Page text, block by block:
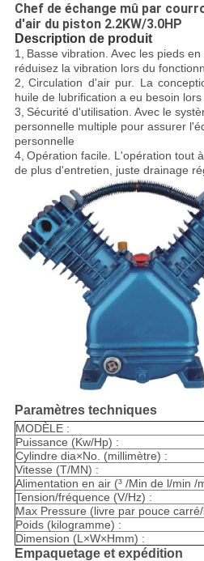
Chef de échange mû par
d'air du piston 2.2KW/3.0HP
Description de produit
1, Basse vibration. Avec les pieds
réduisez la vibration lors du
2, Circulation d'air pur. La
huile de lubrification a eu besoin
3, Sécurité d'utilisation. Avec le
personnelle multiple pour assurer
personnelle
4, Opération facile. L'opération tout
de plus d'entretien, juste drainage
Paramètres techniques
MODÈLE :
Puissance (Kw/Hp) :
Cylindre dia×No. (millimètre) :
Vitesse (T/MN) :
Alimentation en air (³ /Min de l/min /
Tension/fréquence (V/Hz) :
Max Pressure (livre par pouce
Poids (kilogramme) :
Dimension (L×W×Hmm) :
Empaquetage et expédition